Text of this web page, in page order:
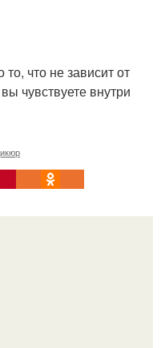
что не зависит от
чувствуете внутри